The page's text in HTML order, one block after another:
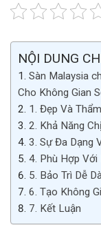
NỘI DUNG
Sàn Malaysia
Cho Không Gian
1. Đẹp Và
2. Khả Năng
3. Sự Đa Dạng
4. Phù Hợp Với
5. Bảo Trì Dễ
6. Tạo Không
7. Kết Luận